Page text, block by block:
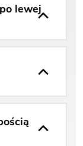
lewej